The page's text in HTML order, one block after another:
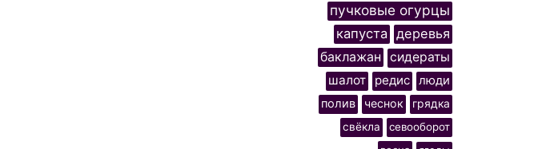
пучковые огурцы
капуста деревья
баклажан
сидераты
шалот
редис
люди
полив
чеснок грядка
свёкла
севооборот